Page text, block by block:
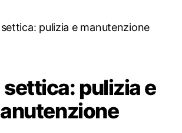
settica: pulizia e manutenzione
settica: pulizia e